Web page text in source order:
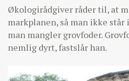
Økologirådgiver råder til, at
markplanen, så man ikke
man mangler grovfoder.
nemlig dyrt, fastslår han.